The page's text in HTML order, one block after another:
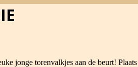
jonge torenvalkjes aan de beurt!